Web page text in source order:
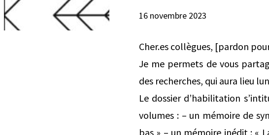
16 novembre 2023
Cher.es collègues, [pardon
Je me permets de vous
des recherches, qui aura lieu
Le dossier d’habilitation
volumes : – un mémoire de
bas » – un mémoire inédit : «